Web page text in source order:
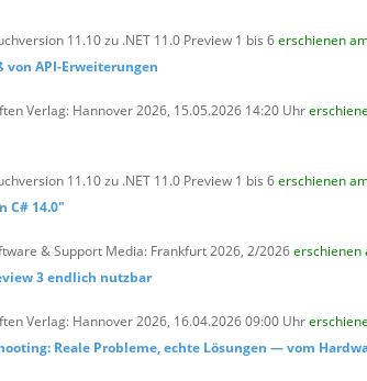
11.10 zu .NET 11.0 Preview 1 bis 6erschienen
von API-Erweiterungen
Verlag: Hannover 2026, 15.05.2026 14:20 Uhr
11.10 zu .NET 11.0 Preview 1 bis 6erschienen
C# 14.0"
& Support Media: Frankfurt 2026, 2/2026erschienen
3 endlich nutzbar
Verlag: Hannover 2026, 16.04.2026 09:00 Uhr
Reale Probleme, echte Lösungen — vom